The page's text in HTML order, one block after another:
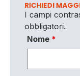
RICHIEDI
I campi
obbligatori.
Nome *